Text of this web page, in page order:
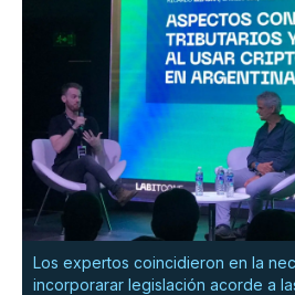
Los expertos coincidieron en la
incorporarar legislación acorde a